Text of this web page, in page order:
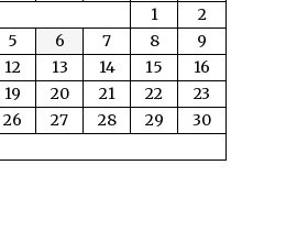
1
2
5 6 7 8
9
12 13 14 15
16
19 20 21 22
23
26 27 28 29
30